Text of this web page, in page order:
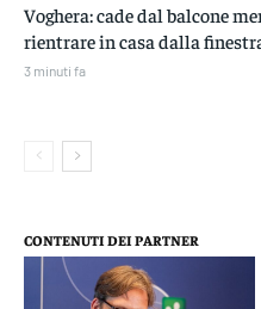
Voghera: cade dal balcone
rientrare in casa dalla
3 minuti fa
CONTENUTI DEI PARTNER